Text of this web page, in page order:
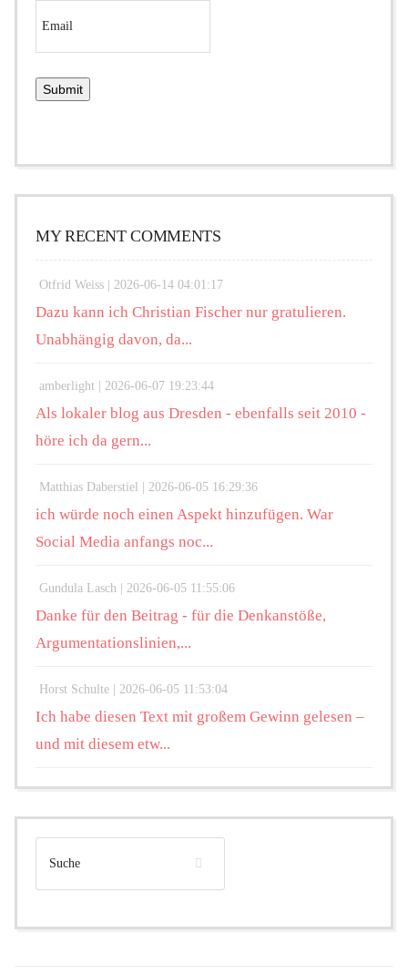
MY RECENT COMMENTS
Otfrid Weiss | 2026-06-14 04:01:17
Dazu kann ich Christian Fischer nur gratulieren.
Unabhängig davon, da...
amberlight | 2026-06-07 19:23:44
Als lokaler blog aus Dresden - ebenfalls seit 2010 -
höre ich da gern...
Matthias Daberstiel | 2026-06-05 16:29:36
ich würde noch einen Aspekt hinzufügen. War
Social Media anfangs noc...
Gundula Lasch | 2026-06-05 11:55:06
Danke für den Beitrag - für die Denkanstöße,
Argumentationslinien,...
Horst Schulte | 2026-06-05 11:53:04
Ich habe diesen Text mit großem Gewinn gelesen –
und mit diesem etw...